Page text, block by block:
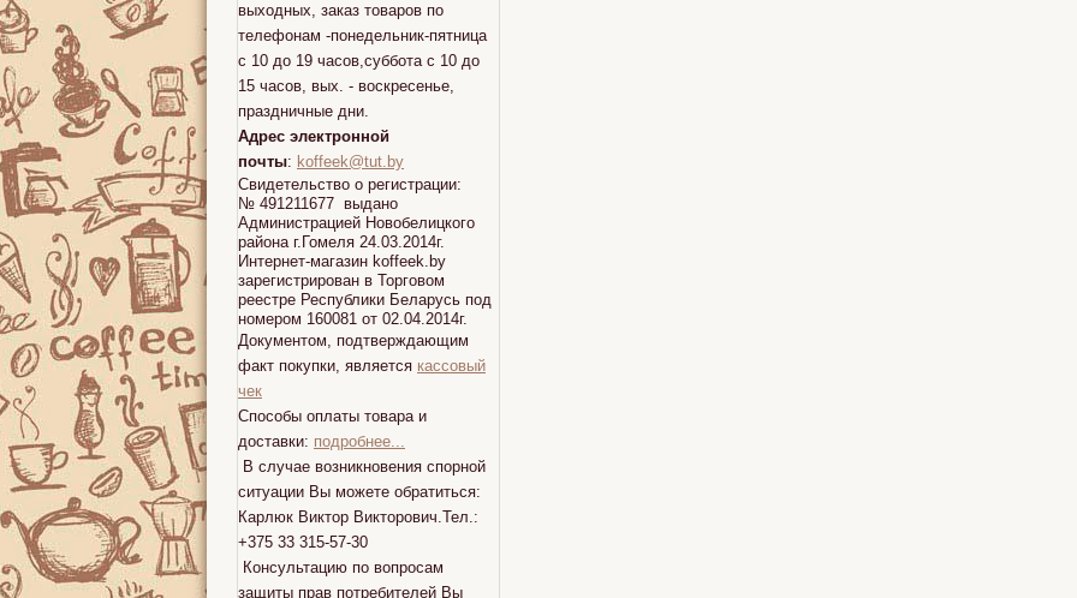
выходных, заказ товаров по
телефонам -понедельник-пятница
с 10 до 19 часов,суббота с 10 до
15 часов, вых. - воскресенье,
праздничные дни.
Адрес электронной
почты: koffeek@tut.by
Свидетельство о регистрации:
№ 491211677 выдано
Администрацией Новобелицкого
района г.Гомеля 24.03.2014г.
Интернет-магазин koffeek.by
зарегистрирован в Торговом
реестре Республики Беларусь под
номером 160081 от 02.04.2014г.
Документом, подтверждающим
факт покупки, является кассовый
чек
Способы оплаты товара и
доставки: подробнее...
В случае возникновения спорной
ситуации Вы можете обратиться:
Карлюк Виктор Викторович.Тел.:
+375 33 315-57-30
Консультацию по вопросам
защиты прав потребителей Вы